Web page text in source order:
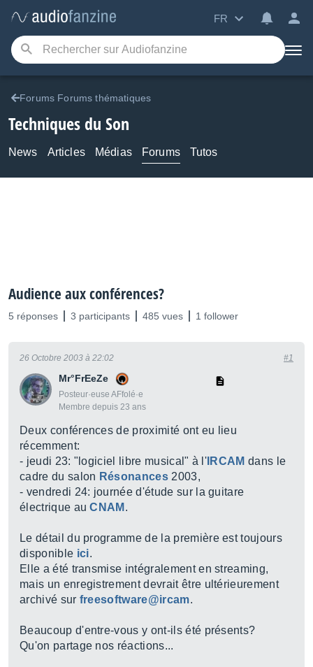
FR
Forums Forums thématiques
Techniques du Son
News Articles Médias Forums Tutos
Audience aux conférences?
5 réponses 3 participants 485 vues 1 follower
Mr°FrEeZe
Posteur·euse AFfolé·e
Membre depuis 23 ans
26 Octobre 2003 à 22:02 #1
Deux conférences de proximité ont eu lieu
récemment:
- jeudi 23: "logiciel libre musical" à l' IRCAM dans le
cadre du salon Résonances 2003,
- vendredi 24: journée d'étude sur la guitare
électrique auCNAM .
Le détail du programme de la première est toujours
disponible ici.
Elle a été transmise intégralement en streaming,
mais un enregistrement devrait être ultérieurement
archivé sur freesoftware@ircam.
Beaucoup d'entre-vous y ont-ils été présents?
Qu'on partage nos réactions...